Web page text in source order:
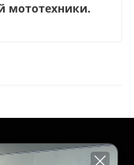
мототехники.